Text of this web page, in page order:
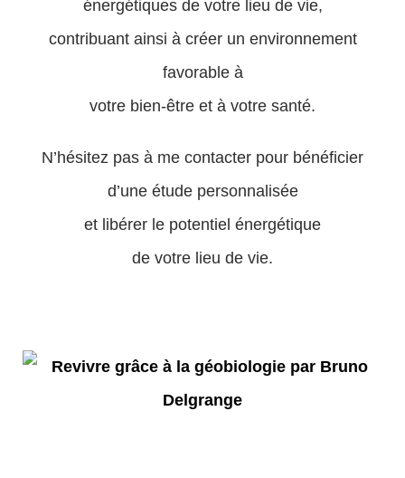
énergétiques de votre lieu de vie,
contribuant ainsi à créer un environnement
favorable à
votre bien-être et à votre santé.
N’hésitez pas à me contacter pour bénéficier
d’une étude personnalisée
et libérer le potentiel énergétique
de votre lieu de vie.